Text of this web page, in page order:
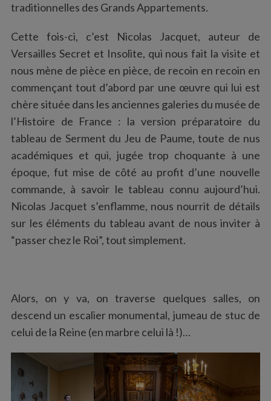
traditionnelles des Grands Appartements.
Cette fois-ci, c’est Nicolas Jacquet, auteur de
Versailles Secret et Insolite, qui nous fait la visite et
nous mène de pièce en pièce, de recoin en recoin en
commençant tout d’abord par une œuvre qui lui est
chère située dans les anciennes galeries du musée de
l’Histoire de France : la version préparatoire du
tableau de Serment du Jeu de Paume, toute de nus
académiques et qui, jugée trop choquante à une
époque, fut mise de côté au profit d’une nouvelle
commande, à savoir le tableau connu aujourd’hui.
Nicolas Jacquet s’enflamme, nous nourrit de détails
sur les éléments du tableau avant de nous inviter à
“passer chez le Roi”, tout simplement.
Alors, on y va, on traverse quelques salles, on
descend un escalier monumental, jumeau de stuc de
celui de la Reine (en marbre celui là !)…